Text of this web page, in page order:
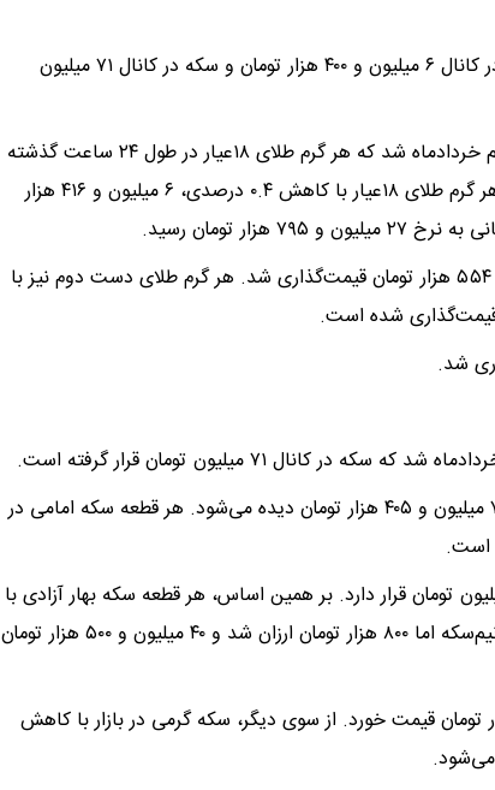
بررسی روند بازار طلا و سکه بازار حاکی از آن است که طلا در کانال ۶ میلیون و ۴۰۰ هزار تومان و سکه در کانال ۷۱ میلیون
بر همین اساس، بازار طلا در حالی وارد روز دوشنبه، دوازدهم خردادماه شد که هر گرم طلای ۱۸عیار در طول ۲۴ ساعت گذشته
کاهش ۲۷ هزار تومانی قیمت را تجربه کرد. به این ترتیب، هر گرم طلای ۱۸عیار با کاهش ۰.۴ درصدی، ۶ میلیون و ۴۱۶ هزار
هر گرم طلای ۲۴ عیار با کاهش ۳۵ هزار تومانی، ۸ میلیون و ۵۵۴ هزار تومان قیمت‌گذاری شد. هر گرم طلای دست دوم نیز با
۷۱ میلیون تومان قرار گرفته است.
بررسی‌ها نشان می‌دهد سکه امامی امروز در بازار با قیمت ۷۱ میلیون و ۴۰۵ هزار تومان دیده می‌شود. هر قطعه سکه امامی در
هر قطعه سکه‌بهار آزادی طرح قدیم نیز در کانال ۶۵ میلیون تومان قرار دارد. بر همین اساس، هر قطعه سکه بهار آزادی با
کاهش ۸۹۵ هزار تومانی، ۶۵ میلیون و ۷۲۰ هزار تومان شد. نیم‌سکه اما ۸۰۰ هزار تومان ارزان شد و ۴۰ میلیون و ۵۰۰ هزار تومان
هم با کاهش ۸۰۰ هزار تومانی، ۲۳ میلیون و ۲۰۰ هزار تومان قیمت خورد. از سوی دیگر، سکه گرمی در بازار با کاهش